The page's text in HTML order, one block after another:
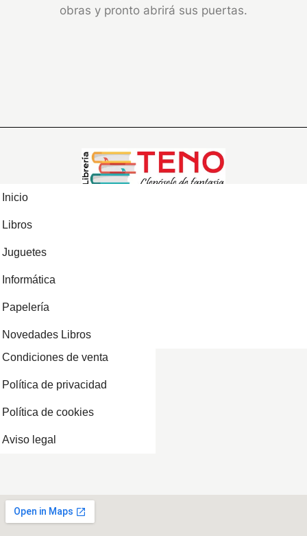
obras y pronto abrirá sus puertas.
Inicio
Libros
Juguetes
Informática
Papelería
Novedades Libros
Condiciones de venta
Política de privacidad
Política de cookies
Aviso legal